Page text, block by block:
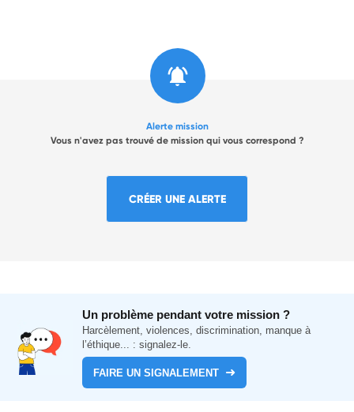
Alerte mission
Vous n'avez pas trouvé de mission qui vous correspond ?
CRÉER UNE ALERTE
Un problème pendant votre mission ?
Harcèlement, violences, discrimination, manque à
l’éthique... : signalez-le.
FAIRE UN SIGNALEMENT